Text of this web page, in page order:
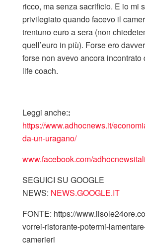
ricco, ma senza sacrificio. E io mi
privilegiato quando facevo il
trentuno euro a sera (non
quell’euro in più). Forse ero
forse non avevo ancora incontrato
life coach.
Leggi anche::
https://www.adhocnews.it/
da-un-uragano/
www.facebook.com/
SEGUICI SU GOOGLE
NEWS: NEWS.GOOGLE.IT
FONTE: https://
vorrei-ristorante-potermi-
camerieri